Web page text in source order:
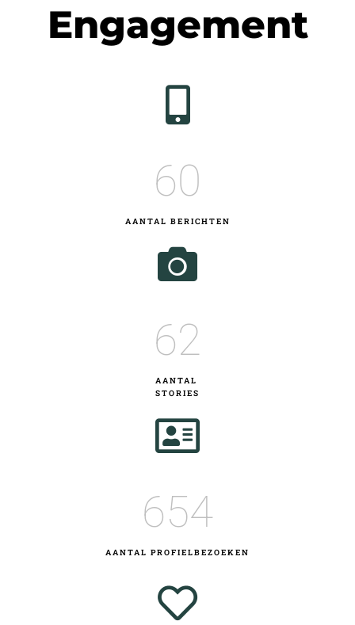
Engagement
AANTAL BERICHTEN
60
AANTAL
STORIES
62
AANTAL PROFIELBEZOEKEN
654